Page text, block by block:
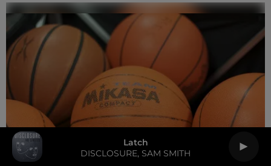
Latch
DISCLOSURE, SAM SMITH